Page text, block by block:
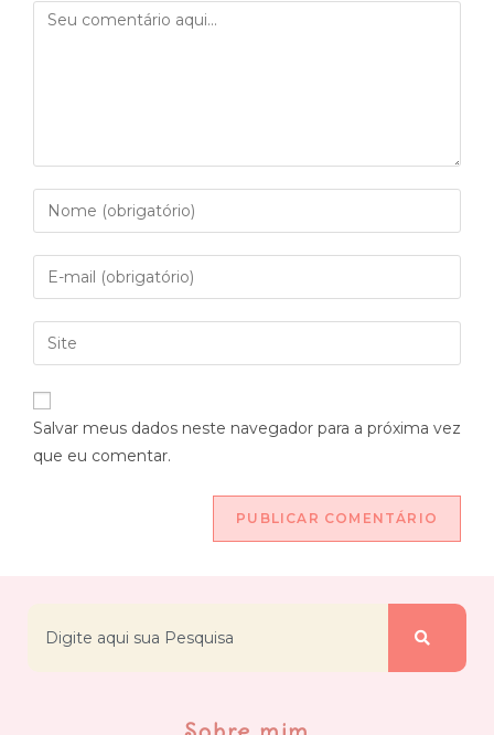
Salvar meus dados neste navegador para a próxima vez
que eu comentar.